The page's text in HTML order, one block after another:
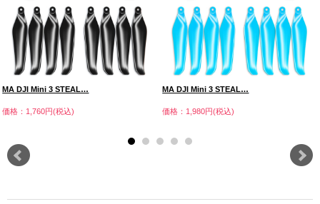
MA DJI Mini 3 STEAL…
価格：1,760円(税込)
MA DJI Mini 3 STEAL…
価格：1,980円(税込)